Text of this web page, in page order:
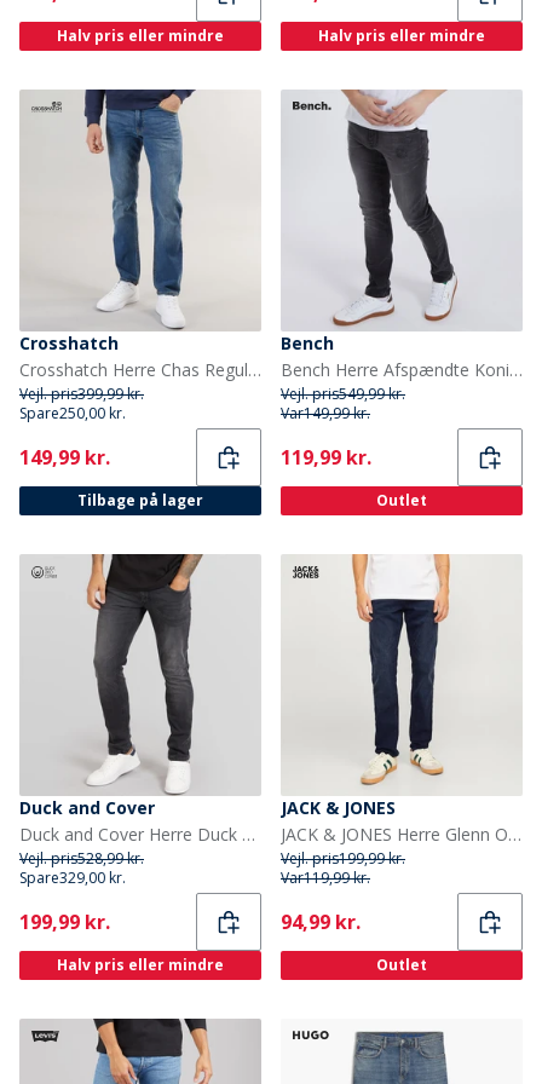
Halv pris eller mindre Halv pris eller mindre
Crosshatch
Crosshatch Herre Chas Regular Fit Jeans Medium Vask
Vejl. pris399,99 kr.
Spare250,00 kr.
Current
149,99 kr.
Tilbage på lager
Bench
Bench Herre Afspændte Koniske Jeans Vintage Sort
Vejl. pris549,99 kr.
Var149,99 kr.
Current
119,99 kr.
Outlet
Duck and Cover
Duck and Cover Herre Duck And Cover Maylead Slim Jeans Sort
Vejl. pris528,99 kr.
Spare329,00 kr.
Current
199,99 kr.
Halv pris eller mindre
JACK & JONES
JACK & JONES Herre Glenn Original SQ 260 Noos Jeans Blue Denim
Vejl. pris199,99 kr.
Var119,99 kr.
Current
94,99 kr.
Outlet